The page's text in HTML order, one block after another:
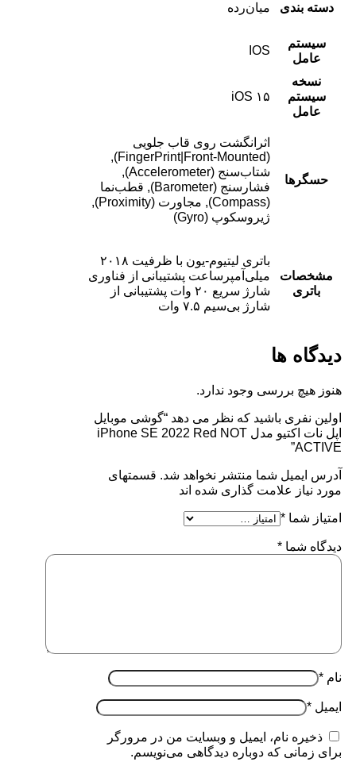
دسته ‌بندی ‌میان‌رده
سیستم
عامل
IOS
نسخه
سیستم
عامل
iOS ۱۵
حسگرها
اثرانگشت روی قاب جلویی
(FingerPrint|Front-Mounted),
شتاب‌سنج (Accelerometer),
فشارسنج (Barometer), قطب‌نما
(Compass), مجاورت (Proximity),
ژیروسکوپ (Gyro)
مشخصات
باتری
باتری لیتیوم-یون با ظرفیت ۲۰۱۸
میلی‌آمپر‌ساعت پشتیبانی از فناوری
شارژ سریع ۲۰ وات پشتیبانی از
شارژ بی‌سیم ۷.۵ وات
دیدگاه ها
هنوز هیچ بررسی وجود ندارد.
اولین نفری باشید که نظر می دهد “گوشی موبایل
اپل نات اکتیو مدل iPhone SE 2022 Red NOT
ACTIVE”
آدرس ایمیل شما منتشر نخواهد شد. قسمتهای
مورد نیاز علامت گذاری شده اند
امتیاز شما *
دیدگاه شما *
نام *
ایمیل *
ذخیره نام، ایمیل و وبسایت من در مرورگر
برای زمانی که دوباره دیدگاهی می‌نویسم.